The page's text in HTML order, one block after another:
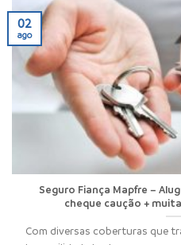
Seguro Fiança Mapfre –
cheque caução +
Com diversas coberturas que
02
ago